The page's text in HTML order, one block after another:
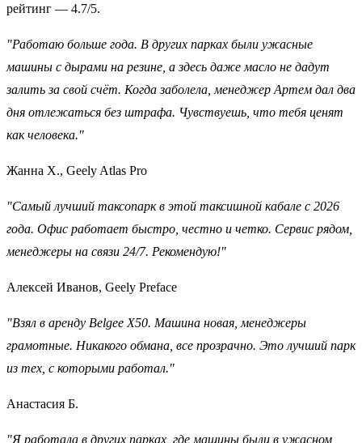
рейтинг — 4.7/5.
"Работаю больше года. В других парках были ужасные
машины с дырами на резине, а здесь даже масло не дадут
залить за свой счёт. Когда заболела, менеджер Артем дал два
дня отлежаться без штрафа. Чувствуешь, что тебя ценят
как человека."
Жанна Х., Geely Atlas Pro
"Самый лучший таксопарк в этой таксишной кабале с 2026
года. Офис работает быстро, честно и четко. Сервис рядом,
менеджеры на связи 24/7. Рекомендую!"
Алексей Иванов, Geely Preface
"Взял в аренду Belgee X50. Машина новая, менеджеры
грамотные. Никакого обмана, все прозрачно. Это лучший парк
из тех, с которыми работал."
Анастасия Б.
"Я работала в других парках, где машины были в ужасном